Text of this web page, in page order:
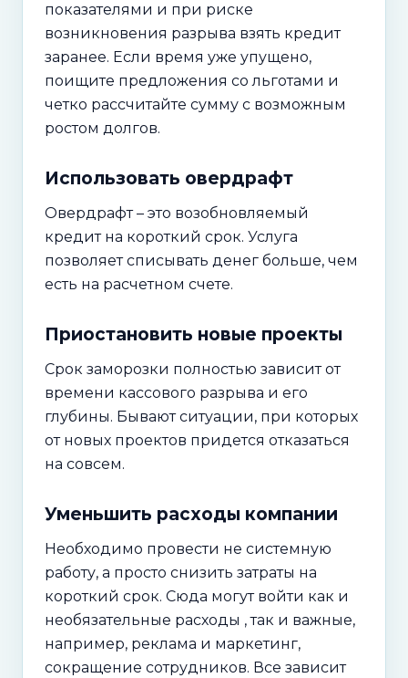
показателями и при риске
возникновения разрыва взять кредит
заранее. Если время уже упущено,
поищите предложения со льготами и
четко рассчитайте сумму с возможным
ростом долгов.
Использовать овердрафт
Овердрафт – это возобновляемый
кредит на короткий срок. Услуга
позволяет списывать денег больше, чем
есть на расчетном счете.
Приостановить новые проекты
Срок заморозки полностью зависит от
времени кассового разрыва и его
глубины. Бывают ситуации, при которых
от новых проектов придется отказаться
на совсем.
Уменьшить расходы компании
Необходимо провести не системную
работу, а просто снизить затраты на
короткий срок. Сюда могут войти как и
необязательные расходы , так и важные,
например, реклама и маркетинг,
сокращение сотрудников. Все зависит